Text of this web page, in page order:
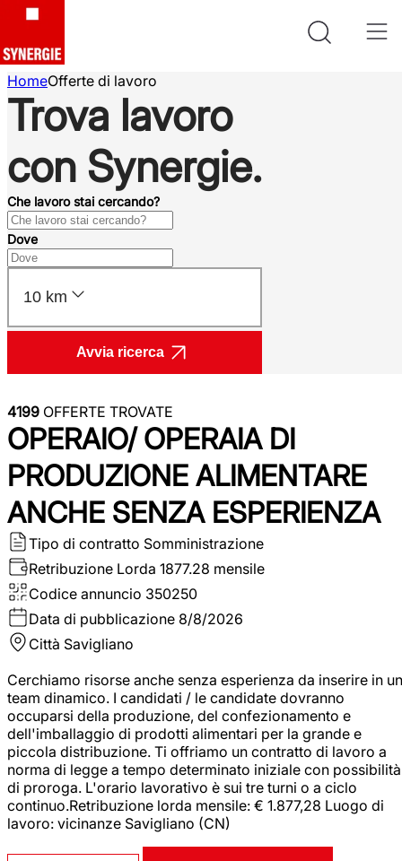
HomeOfferte di lavoro
Trova lavoro
con Synergie.
Che lavoro stai cercando?
Dove
10 km
Avvia ricerca
4199 OFFERTE TROVATE
OPERAIO/ OPERAIA DI
PRODUZIONE ALIMENTARE
ANCHE SENZA ESPERIENZA
Tipo di contratto Somministrazione
Retribuzione Lorda 1877.28 mensile
Codice annuncio 350250
Data di pubblicazione 8/8/2026
Città Savigliano
Cerchiamo risorse anche senza esperienza da inserire in un
team dinamico. I candidati / le candidate dovranno
occuparsi della produzione, del confezionamento e
dell'imballaggio di prodotti alimentari per la grande e
piccola distribuzione. Ti offriamo un contratto di lavoro a
norma di legge a tempo determinato iniziale con possibilità
di proroga. L'orario lavorativo è sui tre turni o a ciclo
continuo.Retribuzione lorda mensile: € 1.877,28 Luogo di
lavoro: vicinanze Savigliano (CN)